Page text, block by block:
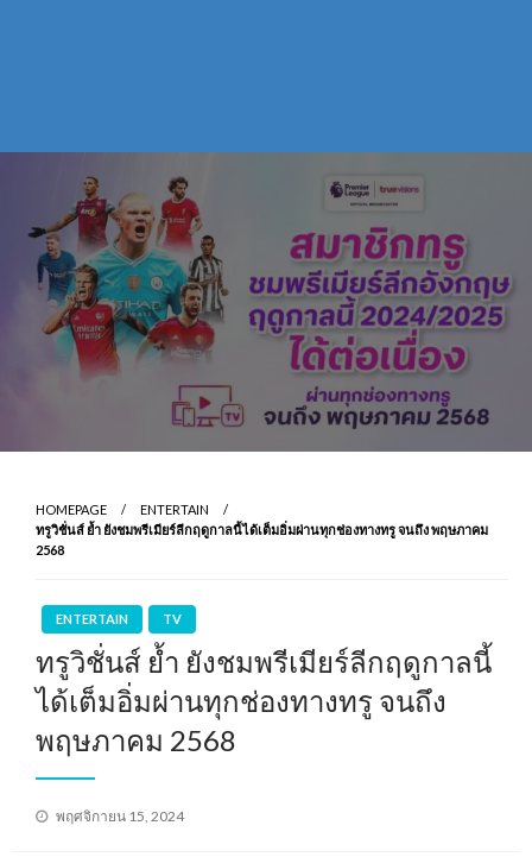
HOMEPAGE
ENTERTAIN
ทรูวิชั่นส์ ย้ำ ยังชมพรีเมียร์ลีกฤดูกาลนี้ได้เต็มอิ่มผ่านทุกช่องทางทรู จนถึง พฤษภาคม
2568
ENTERTAIN TV
ทรูวิชั่นส์ ย้ำ ยังชมพรีเมียร์ลีกฤดูกาลนี้
ได้เต็มอิ่มผ่านทุกช่องทางทรู จนถึง
พฤษภาคม 2568
Posted
พฤศจิกายน 15, 2024